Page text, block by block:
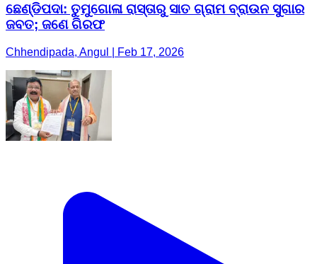
ଛେଣ୍ଡିପଦା: ତୁମୁଗୋଳା ରାସ୍ତାରୁ ସାତ ଗ୍ରାମ ବ୍ରାଉନ ସୁଗାର
ଜବତ; ଜଣେ ଗିରଫ
Chhendipada, Angul | Feb 17, 2026